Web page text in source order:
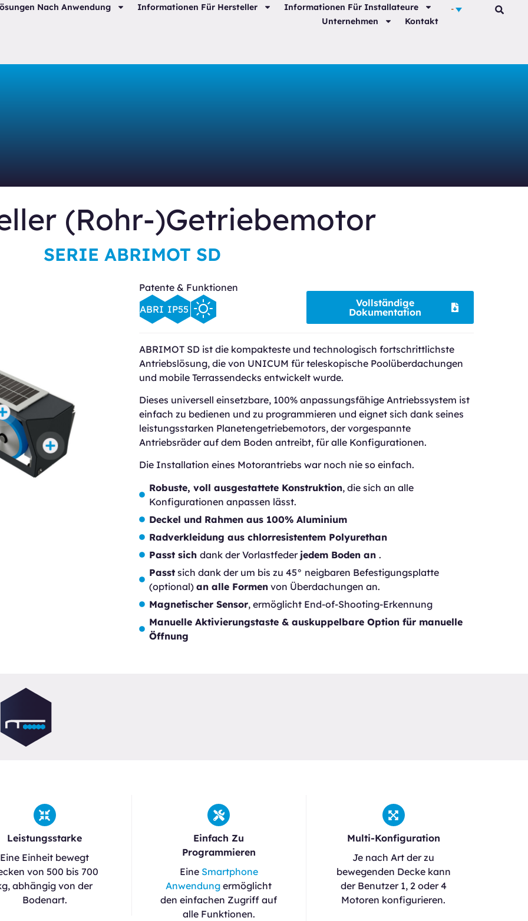
Nach Anwendung Informationen Für Hersteller
Informationen Für Installateure
Unternehmen
Kontakt
(Rohr-)Getriebemotor
SERIE ABRIMOT SD
Patente & Funktionen
ABRI IP55
Vollständige
Dokumentation
ABRIMOT SD ist die kompakteste und technologisch fortschrittlichste
Antriebslösung, die von UNICUM für teleskopische Poolüberdachungen
und mobile Terrassendecks entwickelt wurde.
Dieses universell einsetzbare, 100% anpassungsfähige Antriebssystem ist
einfach zu bedienen und zu programmieren und eignet sich dank seines
leistungsstarken Planetengetriebemotors, der vorgespannte
Antriebsräder auf dem Boden antreibt, für alle Konfigurationen.
Die Installation eines Motorantriebs war noch nie so einfach.
Robuste, voll ausgestattete Konstruktion, die sich an alle
Konfigurationen anpassen lässt.
Deckel und Rahmen aus 100% Aluminium
Radverkleidung aus chlorresistentem Polyurethan
Passt sichdank der Vorlastfeder jedem Boden an.
Passt sich dank der um bis zu 45° neigbaren Befestigungsplatte
(optional)an alle Formen von Überdachungen an.
Magnetischer Sensor, ermöglicht End-of-Shooting-Erkennung
Manuelle Aktivierungstaste & auskuppelbare Option für manuelle
Öffnung
Leistungsstarke
Eine Einheit bewegt
von 500 bis 700
abhängig von der
Bodenart.
Einfach Zu
Programmieren
Eine Smartphone
Anwendungermöglicht
den einfachen Zugriff auf
alle Funktionen.
Multi-Konfiguration
Je nach Art der zu
bewegenden Decke kann
der Benutzer 1, 2 oder 4
Motoren konfigurieren.